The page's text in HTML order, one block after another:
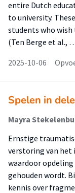
entire Dutch
to university.
students who
(Ten Berge et al.,
2025-10-06
Spelen in
Mayra
Ernstige
verstoring van het
waardoor
gehouden wordt.
kennis over